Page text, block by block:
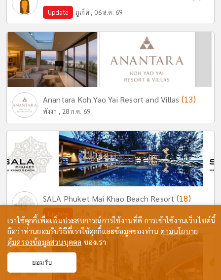
Update ภูเก็ต , 06 ส.ค. 69
Anantara Koh Yao Yai Resort and Villas (13)
พังงา , 28 ก.ค. 69
SALA Phuket Mai Khao Beach Resort (18)
Update ภูเก็ต , 05 ส.ค. 69
เราใช้คุกกี้เพื่อเพิ่มประสบการณ์การใช้งานที่ดี การเข้าใช้งานเว็บไซต์นี้
ถือว่าท่านยอมรับวิธีที่เราใช้คุกกี้และข้อมูลของท่านตามนโยบาย
คุ้มครองข้อมูลส่วนบุคคล ของเรา
ยอมรับ